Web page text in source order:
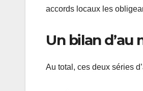
accords locaux les
Un bilan d’au
Au total, ces deux séries